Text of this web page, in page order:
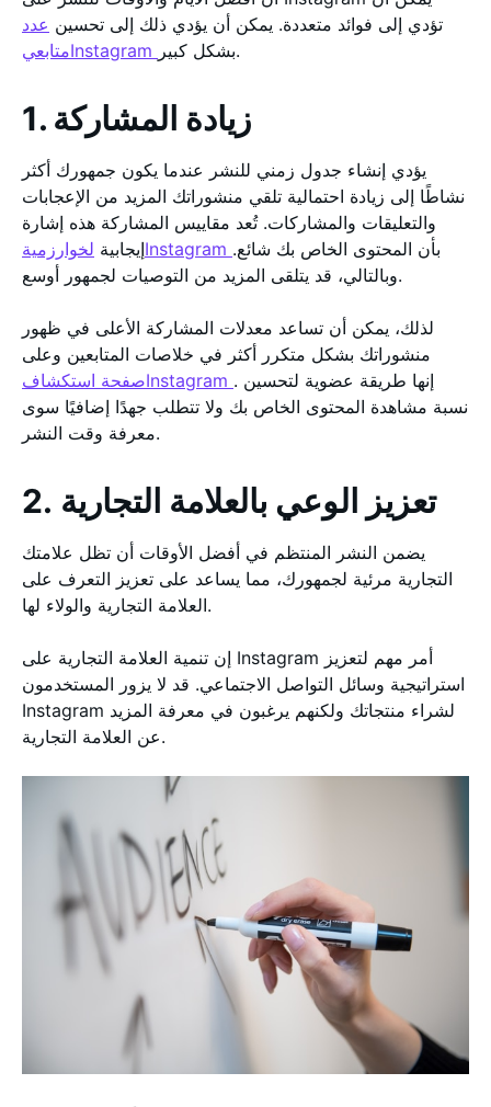
تؤدي إلى فوائد متعددة. يمكن أن يؤدي ذلك إلى تحسين عدد
متابعيInstagram
بشكل كبير.
1. زيادة المشاركة
يؤدي إنشاء جدول زمني للنشر عندما يكون جمهورك أكثر
نشاطًا إلى زيادة احتمالية تلقي منشوراتك المزيد من الإعجابات
والتعليقات والمشاركات. تُعد مقاييس المشاركة هذه إشارة
إيجابيةلخوارزميةInstagram بأن المحتوى الخاص بك شائع.
وبالتالي، قد يتلقى المزيد من التوصيات لجمهور أوسع.
لذلك، يمكن أن تساعد معدلات المشاركة الأعلى في ظهور
منشوراتك بشكل متكرر أكثر في خلاصات المتابعين وعلى
صفحة استكشافInstagram . إنها طريقة عضوية لتحسين
نسبة مشاهدة المحتوى الخاص بك ولا تتطلب جهدًا إضافيًا سوى
معرفة وقت النشر.
2. تعزيز الوعي بالعلامة التجارية
يضمن النشر المنتظم في أفضل الأوقات أن تظل علامتك
التجارية مرئية لجمهورك، مما يساعد على تعزيز التعرف على
العلامة التجارية والولاء لها.
إن تنمية العلامة التجارية على Instagram أمر مهم لتعزيز
استراتيجية وسائل التواصل الاجتماعي. قد لا يزور المستخدمون
Instagram لشراء منتجاتك ولكنهم يرغبون في معرفة المزيد
عن العلامة التجارية.